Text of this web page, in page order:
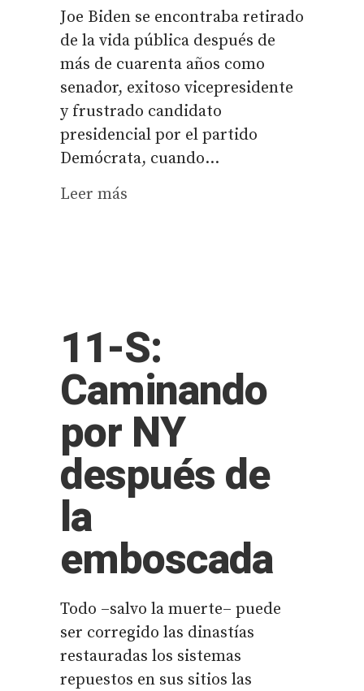
Joe Biden se encontraba retirado
de la vida pública después de
más de cuarenta años como
senador, exitoso vicepresidente
y frustrado candidato
presidencial por el partido
Demócrata, cuando...
Leer más
11-S:
Caminando
por NY
después de
la
emboscada
Todo –salvo la muerte– puede
ser corregido las dinastías
restauradas los sistemas
repuestos en sus sitios las